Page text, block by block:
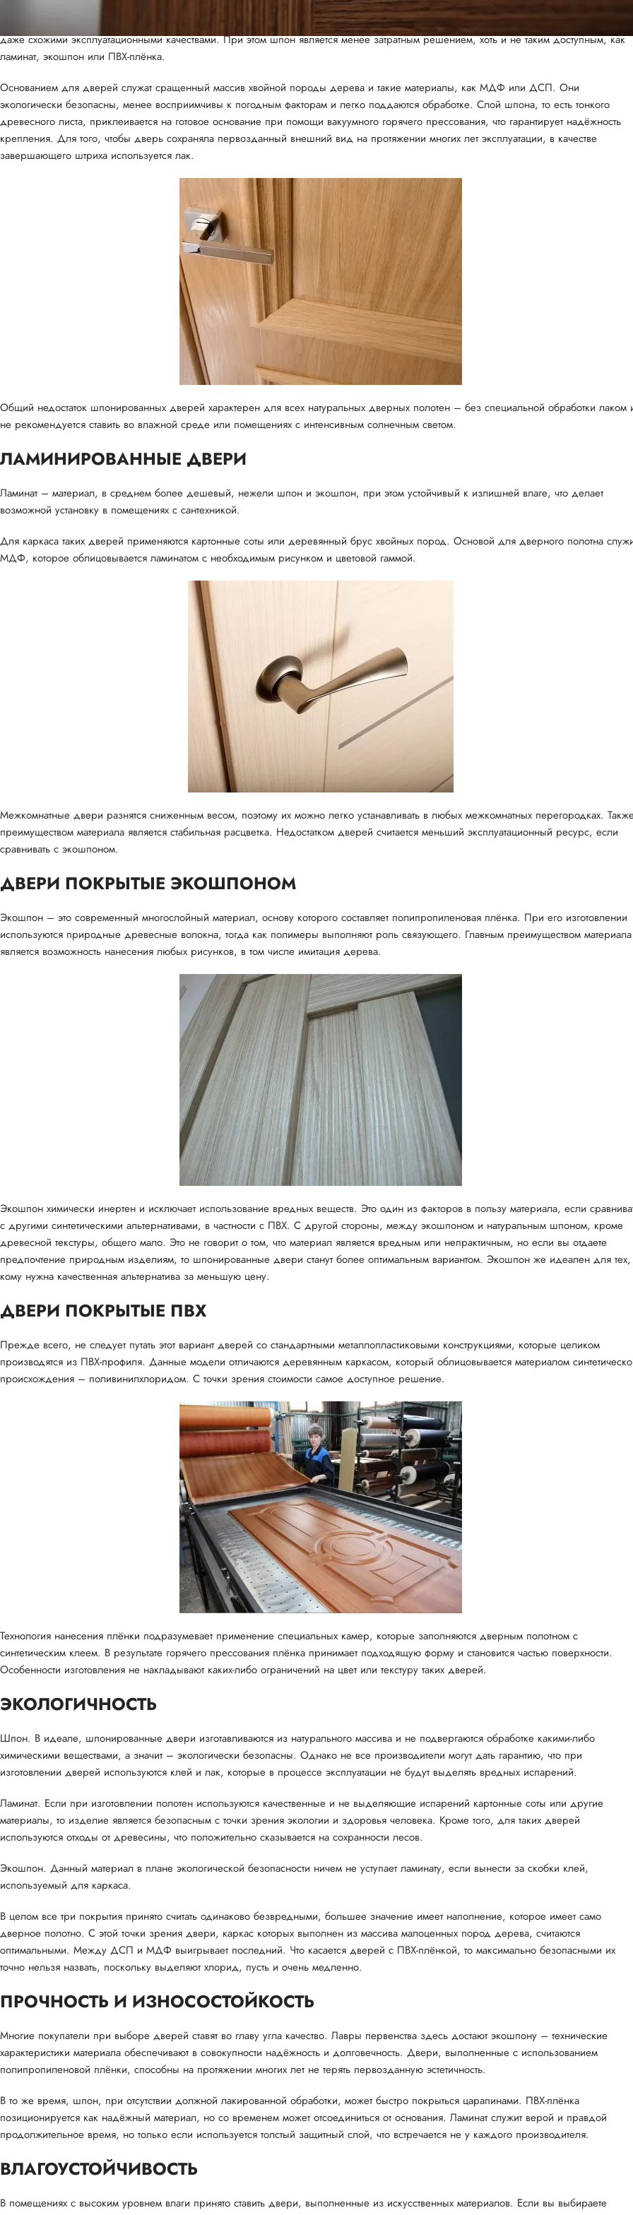
На первый взгляд, двери, выполненные из шпона, близки к моделям из массива: они обладают таким же рисунком поверхности и
даже схожими эксплуатационными качествами. При этом шпон является менее затратным решением, хоть и не таким доступным, как
ламинат, экошпон или ПВХ-плёнка.
Основанием для дверей служат сращенный массив хвойной породы дерева и такие материалы, как МДФ или ДСП. Они
экологически безопасны, менее восприимчивы к погодным факторам и легко поддаются обработке. Слой шпона, то есть тонкого
древесного листа, приклеивается на готовое основание при помощи вакуумного горячего прессования, что гарантирует надёжность
крепления. Для того, чтобы дверь сохраняла первозданный внешний вид на протяжении многих лет эксплуатации, в качестве
завершающего штриха используется лак.
Общий недостаток шпонированных дверей характерен для всех натуральных дверных полотен – без специальной обработки лаком
не рекомендуется ставить во влажной среде или помещениях с интенсивным солнечным светом.
ЛАМИНИРОВАННЫЕ ДВЕРИ
Ламинат – материал, в среднем более дешевый, нежели шпон и экошпон, при этом устойчивый к излишней влаге, что делает
возможной установку в помещениях с сантехникой.
Для каркаса таких дверей применяются картонные соты или деревянный брус хвойных пород. Основой для дверного полотна
МДФ, которое облицовывается ламинатом с необходимым рисунком и цветовой гаммой.
Межкомнатные двери разнятся сниженным весом, поэтому их можно легко устанавливать в любых межкомнатных перегородках.
преимуществом материала является стабильная расцветка. Недостатком дверей считается меньший эксплуатационный ресурс, если
сравнивать с экошпоном.
ДВЕРИ ПОКРЫТЫЕ ЭКОШПОНОМ
Экошпон – это современный многослойный материал, основу которого составляет полипропиленовая плёнка. При его изготовлении
используются природные древесные волокна, тогда как полимеры выполняют роль связующего. Главным преимуществом материала
является возможность нанесения любых рисунков, в том числе имитация дерева.
Экошпон химически инертен и исключает использование вредных веществ. Это один из факторов в пользу материала, если
с другими синтетическими альтернативами, в частности с ПВХ. С другой стороны, между экошпоном и натуральным шпоном, кроме
древесной текстуры, общего мало. Это не говорит о том, что материал является вредным или непрактичным, но если вы отдаете
предпочтение природным изделиям, то шпонированные двери станут более оптимальным вариантом. Экошпон же идеален для тех,
кому нужна качественная альтернатива за меньшую цену.
ДВЕРИ ПОКРЫТЫЕ ПВХ
Прежде всего, не следует путать этот вариант дверей со стандартными металлопластиковыми конструкциями, которые целиком
производятся из ПВХ-профиля. Данные модели отличаются деревянным каркасом, который облицовывается материалом
происхождения – поливинилхлоридом. С точки зрения стоимости самое доступное решение.
Технология нанесения плёнки подразумевает применение специальных камер, которые заполняются дверным полотном с
синтетическим клеем. В результате горячего прессования плёнка принимает подходящую форму и становится частью поверхности.
Особенности изготовления не накладывают каких-либо ограничений на цвет или текстуру таких дверей.
ЭКОЛОГИЧНОСТЬ
Шпон. В идеале, шпонированные двери изготавливаются из натурального массива и не подвергаются обработке какими-либо
химическими веществами, а значит – экологически безопасны. Однако не все производители могут дать гарантию, что при
изготовлении дверей используются клей и лак, которые в процессе эксплуатации не будут выделять вредных испарений.
Ламинат. Если при изготовлении полотен используются качественные и не выделяющие испарений картонные соты или другие
материалы, то изделие является безопасным с точки зрения экологии и здоровья человека. Кроме того, для таких дверей
используются отходы от древесины, что положительно сказывается на сохранности лесов.
Экошпон. Данный материал в плане экологической безопасности ничем не уступает ламинату, если вынести за скобки клей,
используемый для каркаса.
В целом все три покрытия принято считать одинаково безвредными, большее значение имеет наполнение, которое имеет само
дверное полотно. С этой точки зрения двери, каркас которых выполнен из массива малоценных пород дерева, считаются
оптимальными. Между ДСП и МДФ выигрывает последний. Что касается дверей с ПВХ-плёнкой, то максимально безопасными их
точно нельзя назвать, поскольку выделяют хлорид, пусть и очень медленно.
ПРОЧНОСТЬ И ИЗНОСОСТОЙКОСТЬ
Многие покупатели при выборе дверей ставят во главу угла качество. Лавры первенства здесь достают экошпону – технические
характеристики материала обеспечивают в совокупности надёжность и долговечность. Двери, выполненные с использованием
полипропиленовой плёнки, способны на протяжении многих лет не терять первозданную эстетичность.
В то же время, шпон, при отсутствии должной лакированной обработки, может быстро покрыться царапинами. ПВХ-плёнка
позиционируется как надёжный материал, но со временем может отсоединиться от основания. Ламинат служит верой и правдой
продолжительное время, но только если используется толстый защитный слой, что встречается не у каждого производителя.
ВЛАГОУСТОЙЧИВОСТЬ
В помещениях с высоким уровнем влаги принято ставить двери, выполненные из искусственных материалов. Если вы выбираете